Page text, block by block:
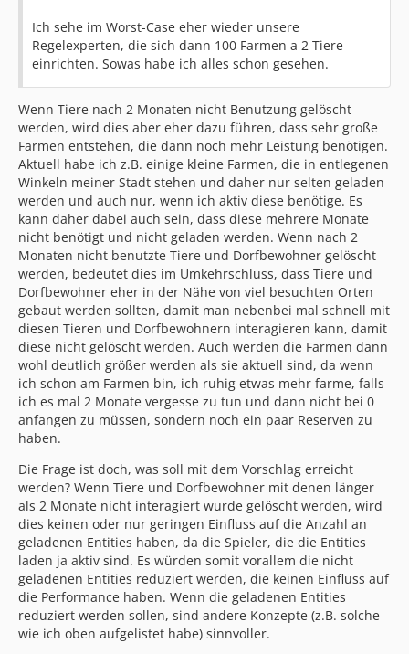
Ich sehe im Worst-Case eher wieder unsere
Regelexperten, die sich dann 100 Farmen a 2 Tiere
einrichten. Sowas habe ich alles schon gesehen.
Wenn Tiere nach 2 Monaten nicht Benutzung gelöscht
werden, wird dies aber eher dazu führen, dass sehr große
Farmen entstehen, die dann noch mehr Leistung benötigen.
Aktuell habe ich z.B. einige kleine Farmen, die in entlegenen
Winkeln meiner Stadt stehen und daher nur selten geladen
werden und auch nur, wenn ich aktiv diese benötige. Es
kann daher dabei auch sein, dass diese mehrere Monate
nicht benötigt und nicht geladen werden. Wenn nach 2
Monaten nicht benutzte Tiere und Dorfbewohner gelöscht
werden, bedeutet dies im Umkehrschluss, dass Tiere und
Dorfbewohner eher in der Nähe von viel besuchten Orten
gebaut werden sollten, damit man nebenbei mal schnell mit
diesen Tieren und Dorfbewohnern interagieren kann, damit
diese nicht gelöscht werden. Auch werden die Farmen dann
wohl deutlich größer werden als sie aktuell sind, da wenn
ich schon am Farmen bin, ich ruhig etwas mehr farme, falls
ich es mal 2 Monate vergesse zu tun und dann nicht bei 0
anfangen zu müssen, sondern noch ein paar Reserven zu
haben.
Die Frage ist doch, was soll mit dem Vorschlag erreicht
werden? Wenn Tiere und Dorfbewohner mit denen länger
als 2 Monate nicht interagiert wurde gelöscht werden, wird
dies keinen oder nur geringen Einfluss auf die Anzahl an
geladenen Entities haben, da die Spieler, die die Entities
laden ja aktiv sind. Es würden somit vorallem die nicht
geladenen Entities reduziert werden, die keinen Einfluss auf
die Performance haben. Wenn die geladenen Entities
reduziert werden sollen, sind andere Konzepte (z.B. solche
wie ich oben aufgelistet habe) sinnvoller.